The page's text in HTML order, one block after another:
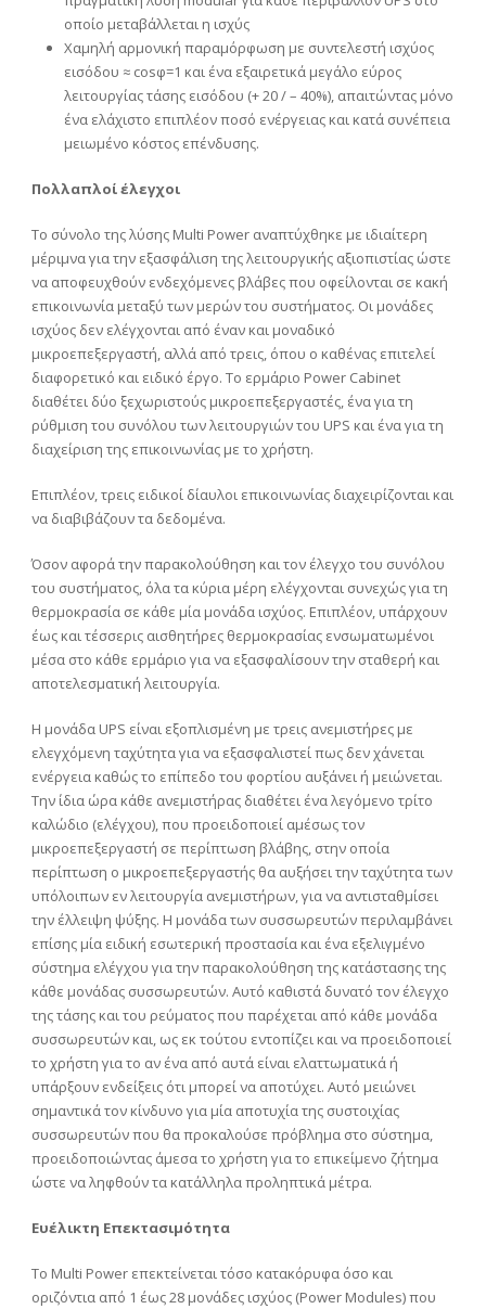
οποίο μεταβάλλεται η ισχύς
Χαμηλή αρμονική παραμόρφωση με συντελεστή ισχύος
εισόδου ≈ cosφ=1 και ένα εξαιρετικά μεγάλο εύρος
λειτουργίας τάσης εισόδου (+ 20 / – 40%), απαιτώντας μόνο
ένα ελάχιστο επιπλέον ποσό ενέργειας και κατά συνέπεια
μειωμένο κόστος επένδυσης.
Πολλαπλοί έλεγχοι
Το σύνολο της λύσης Multi Power αναπτύχθηκε με ιδιαίτερη
μέριμνα για την εξασφάλιση της λειτουργικής αξιοπιστίας ώστε
να αποφευχθούν ενδεχόμενες βλάβες που οφείλονται σε κακή
επικοινωνία μεταξύ των μερών του συστήματος. Οι μονάδες
ισχύος δεν ελέγχονται από έναν και μοναδικό
μικροεπεξεργαστή, αλλά από τρεις, όπου ο καθένας επιτελεί
διαφορετικό και ειδικό έργο. Το ερμάριο Power Cabinet
διαθέτει δύο ξεχωριστούς μικροεπεξεργαστές, ένα για τη
ρύθμιση του συνόλου των λειτουργιών του UPS και ένα για τη
διαχείριση της επικοινωνίας με το χρήστη.
Επιπλέον, τρεις ειδικοί δίαυλοι επικοινωνίας διαχειρίζονται και
να διαβιβάζουν τα δεδομένα.
Όσον αφορά την παρακολούθηση και τον έλεγχο του συνόλου
του συστήματος, όλα τα κύρια μέρη ελέγχονται συνεχώς για τη
θερμοκρασία σε κάθε μία μονάδα ισχύος. Επιπλέον, υπάρχουν
έως και τέσσερις αισθητήρες θερμοκρασίας ενσωματωμένοι
μέσα στο κάθε ερμάριο για να εξασφαλίσουν την σταθερή και
αποτελεσματική λειτουργία.
Η μονάδα UPS είναι εξοπλισμένη με τρεις ανεμιστήρες με
ελεγχόμενη ταχύτητα για να εξασφαλιστεί πως δεν χάνεται
ενέργεια καθώς το επίπεδο του φορτίου αυξάνει ή μειώνεται.
Την ίδια ώρα κάθε ανεμιστήρας διαθέτει ένα λεγόμενο τρίτο
καλώδιο (ελέγχου), που προειδοποιεί αμέσως τον
μικροεπεξεργαστή σε περίπτωση βλάβης, στην οποία
περίπτωση ο μικροεπεξεργαστής θα αυξήσει την ταχύτητα των
υπόλοιπων εν λειτουργία ανεμιστήρων, για να αντισταθμίσει
την έλλειψη ψύξης. Η μονάδα των συσσωρευτών περιλαμβάνει
επίσης μία ειδική εσωτερική προστασία και ένα εξελιγμένο
σύστημα ελέγχου για την παρακολούθηση της κατάστασης της
κάθε μονάδας συσσωρευτών. Αυτό καθιστά δυνατό τον έλεγχο
της τάσης και του ρεύματος που παρέχεται από κάθε μονάδα
συσσωρευτών και, ως εκ τούτου εντοπίζει και να προειδοποιεί
το χρήστη για το αν ένα από αυτά είναι ελαττωματικά ή
υπάρξουν ενδείξεις ότι μπορεί να αποτύχει. Αυτό μειώνει
σημαντικά τον κίνδυνο για μία αποτυχία της συστοιχίας
συσσωρευτών που θα προκαλούσε πρόβλημα στο σύστημα,
προειδοποιώντας άμεσα το χρήστη για το επικείμενο ζήτημα
ώστε να ληφθούν τα κατάλληλα προληπτικά μέτρα.
Ευέλικτη Επεκτασιμότητα
Το Multi Power επεκτείνεται τόσο κατακόρυφα όσο και
οριζόντια από 1 έως 28 μονάδες ισχύος (Power Modules) που